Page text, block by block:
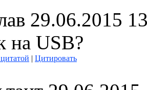
29.06.2015
на USB?
| Цитировать